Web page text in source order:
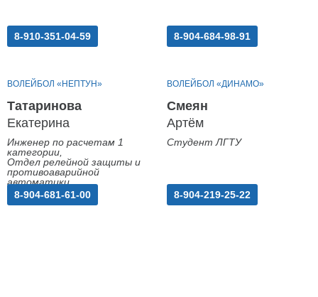
8-910-351-04-59 8-904-684-98-91
ВОЛЕЙБОЛ «НЕПТУН»
Татаринова
Екатерина
Инженер по расчетам 1
категории,
Отдел релейной защиты и
противоаварийной
автоматики
8-904-681-61-00
ВОЛЕЙБОЛ «ДИНАМО»
Смеян
Артём
Студент ЛГТУ
8-904-219-25-22